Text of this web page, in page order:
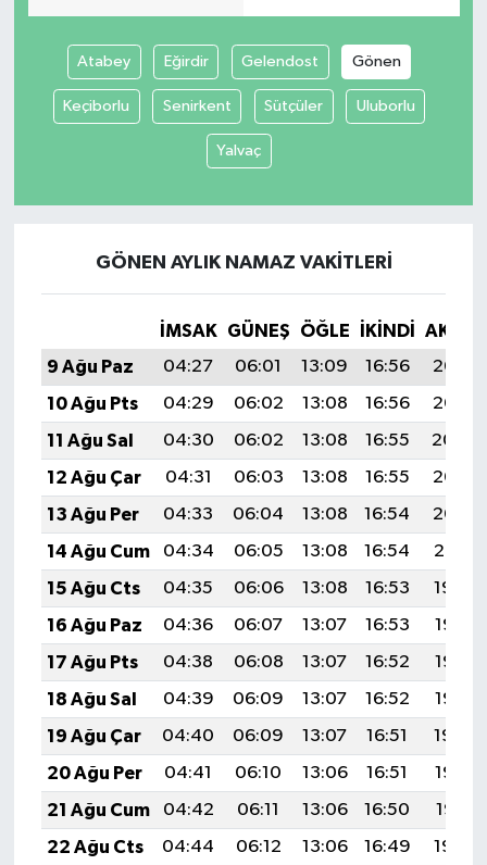
Atabey Eğirdir Gelendost Gönen
Keçiborlu Senirkent Sütçüler Uluborlu
Yalvaç
GÖNEN AYLIK NAMAZ VAKITLERI
İMSAK GÜNEŞ ÖĞLE İKINDI
9 Ağu Paz
04:27 06:01 13:09 16:56
20:06
10 Ağu Pts
04:29 06:02 13:08 16:56
20:05
11 Ağu Sal
04:30 06:02 13:08 16:55
20:04
12 Ağu Çar
04:31 06:03 13:08 16:55
20:03
13 Ağu Per
04:33 06:04 13:08 16:54
20:02
14 Ağu Cum
04:34 06:05 13:08 16:54
20:01
15 Ağu Cts
04:35 06:06 13:08 16:53
19:59
16 Ağu Paz
04:36 06:07 13:07 16:53
19:58
17 Ağu Pts
04:38 06:08 13:07 16:52
19:57
18 Ağu Sal
04:39 06:09 13:07 16:52
19:55
19 Ağu Çar
04:40 06:09 13:07 16:51
19:54
20 Ağu Per
04:41 06:10 13:06 16:51
19:53
21 Ağu Cum
04:42 06:11 13:06 16:50
19:51
22 Ağu Cts
04:44 06:12 13:06 16:49
19:50